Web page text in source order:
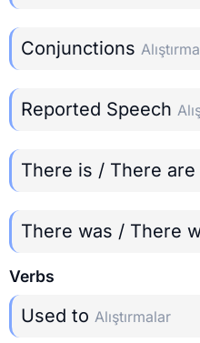
Conjunctions
Reported Speech
There is / There are
There was / There
Verbs
Used to Alıştırmalar